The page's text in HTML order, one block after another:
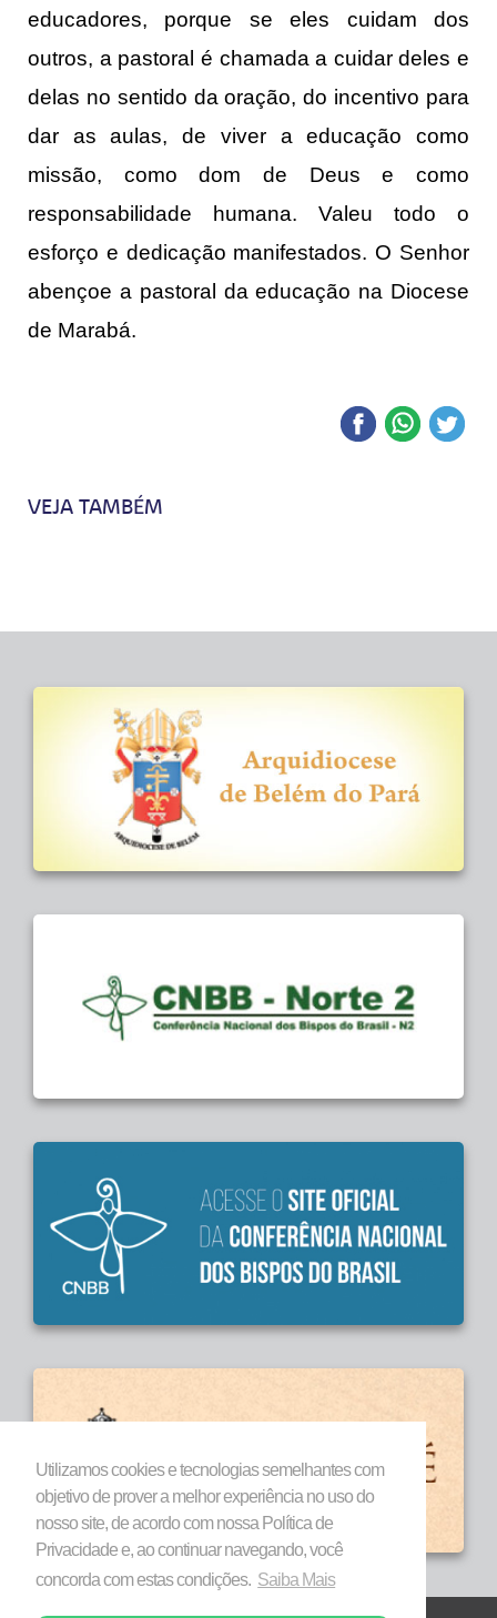
Utilizamos cookies e tecnologias semelhantes com
objetivo de prover a melhor experiência no uso do
nosso site, de acordo com nossa Política de
Privacidade e, ao continuar navegando, você
concorda com estas condições. Saiba Mais
educadores, porque se eles cuidam dos
outros, a pastoral é chamada a cuidar deles e
delas no sentido da oração, do incentivo para
dar as aulas, de viver a educação como
missão, como dom de Deus e como
responsabilidade humana. Valeu todo o
esforço e dedicação manifestados. O Senhor
abençoe a pastoral da educação na Diocese
de Marabá.
VEJA TAMBÉM